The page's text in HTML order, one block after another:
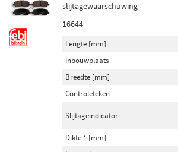
slijtagewaarschuwing
16644
Lengte [mm]
Inbouwplaats
Breedte [mm]
Controleteken
Slijtageindicator
Dikte 1 [mm]